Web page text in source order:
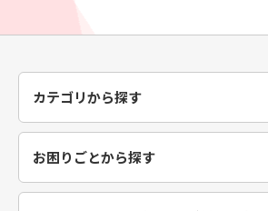
カテゴリから探す
お困りごとから探す